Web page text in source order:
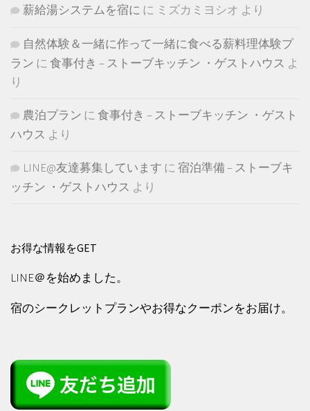
薪給湯システムを宿に に ミズカミヨシオ より
自然体験＆一緒に作って一緒に食べる薪料理体験プ
ラン に 食事付き – ストーブキッチン ・ゲストハウス よ
り
農泊プラン に 食事付き – ストーブキッチン ・ゲスト
ハウス より
LINE@友達募集しています に 宿泊準備 – ストーブキ
ッチン ・ゲストハウス より
お得な情報をGET
LINE＠を始めました。
宿のシークレットプランやお得なクーポンをお届け。